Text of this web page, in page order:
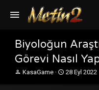
Biyoloğun
Görevi Nasıl
K
KasaGame
B
28 Eyl 2022